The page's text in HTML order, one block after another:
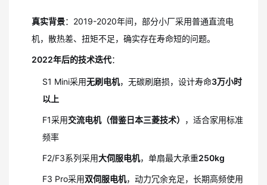
真实背景：2019-2020年间，部分小厂采用普通直流电
机，散热差、扭矩不足，确实存在寿命短的问题。
2022年后的技术迭代：
S1 Mini采用无刷电机，无碳刷磨损，设计寿命3万小时
以上
F1采用交流电机（借鉴日本三菱技术）
，适合家用标准
频率
F2/F3系列采用大伺服电机，单扇最大承重250kg
F3 Pro采用双伺服电机，动力冗余充足，长期高频使用